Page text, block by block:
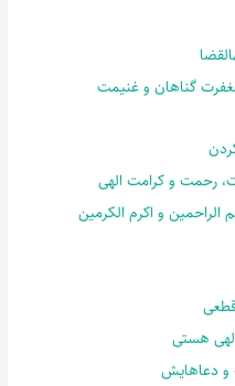
گناهان و غنیمت
رحمت و کرامت الهی
و اکرم الکرمین
الهی هستی
و دعاهایش